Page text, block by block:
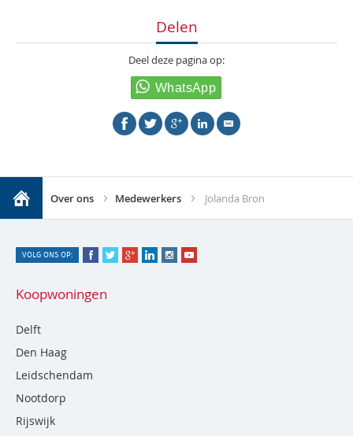
Delen
Deel deze pagina op:
Over ons Medewerkers Jolanda Bron
VOLG ONS OP:
Koopwoningen
Delft
Den Haag
Leidschendam
Nootdorp
Rijswijk